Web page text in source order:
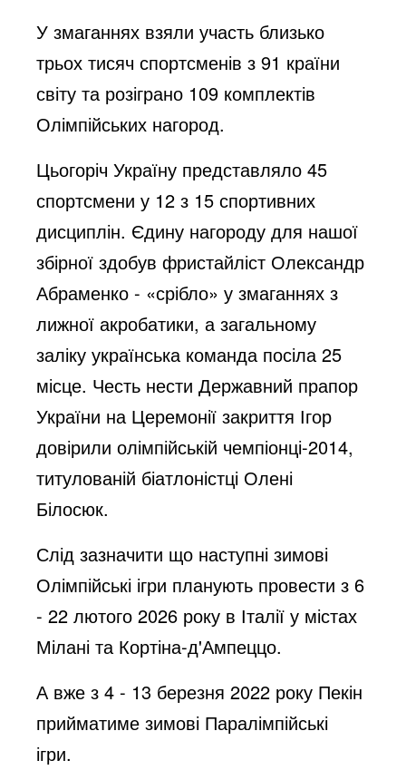
У змаганнях взяли участь близько
трьох тисяч спортсменів з 91 країни
світу та розіграно 109 комплектів
Олімпійських нагород.
Цьогоріч Україну представляло 45
спортсмени у 12 з 15 спортивних
дисциплін. Єдину нагороду для нашої
збірної здобув фристайліст Олександр
Абраменко - «срібло» у змаганнях з
лижної акробатики, а загальному
заліку українська команда посіла 25
місце. Честь нести Державний прапор
України на Церемонії закриття Ігор
довірили олімпійській чемпіонці-2014,
титулованій біатлоністці Олені
Білосюк.
Слід зазначити що наступні зимові
Олімпійські ігри планують провести з 6
- 22 лютого 2026 року в Італії у містах
Мілані та Кортіна-д'Ампеццо.
А вже з 4 - 13 березня 2022 року Пекін
прийматиме зимові Паралімпійські
ігри.